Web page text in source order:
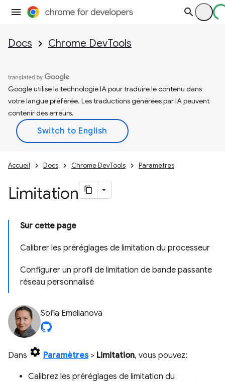
Docs Chrome DevTools
Google utilise la technologie IA pour traduire le contenu dans
votre langue préférée. Les traductions générées par IA peuvent
contenir des erreurs.
Accueil Docs Chrome DevTools Paramètres
Limitation
Sur cette page
Calibrer les préréglages de limitation du processeur
Configurer un profil de limitation de bande passante
réseau personnalisé
Sofia Emelianova
Dans Paramètres> Limitation, vous pouvez:
Calibrez les préréglages de limitation du